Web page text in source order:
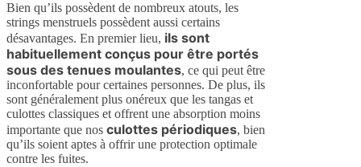
Bien qu’ils possèdent de nombreux atouts, les
strings menstruels possèdent aussi certains
désavantages. En premier lieu, ils sont
habituellement conçus pour être portés
sous des tenues moulantes, ce qui peut être
inconfortable pour certaines personnes. De plus, ils
sont généralement plus onéreux que les tangas et
culottes classiques et offrent une absorption moins
importante que nos culottes périodiques, bien
qu’ils soient aptes à offrir une protection optimale
contre les fuites.